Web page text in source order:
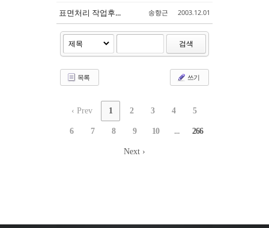
표면처리 작업후... 송향근 2003.12.01
검색
목록 쓰기
‹ Prev 1 2 3 4 5
6 7 8 9 10 ... 266
Next ›